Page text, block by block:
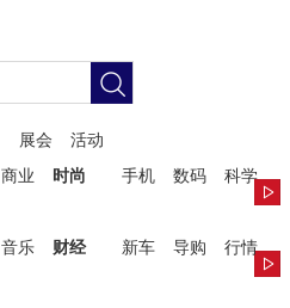
展会
活动
商业 时尚 手机 数码
科学
音乐 财经 新车 导购
行情